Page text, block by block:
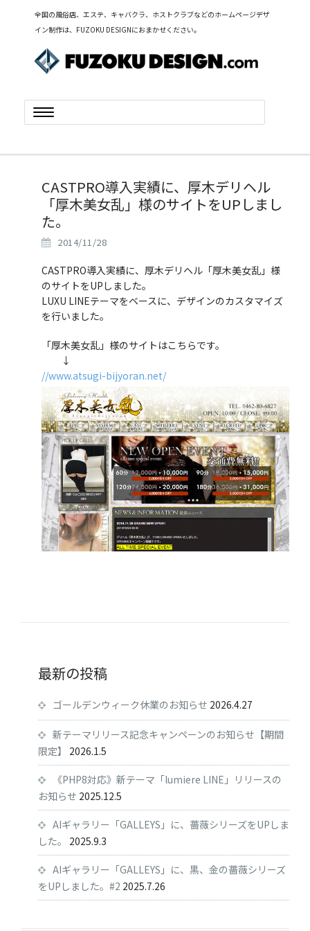
全国の風俗店、エステ、キャバクラ、ホストクラブなどのホームページデザ
イン制作は、FUZOKU DESIGNにおまかせください。
Toggle
navigation
CASTPRO導入実績に、厚木デリヘル
「厚木美女乱」様のサイトをUPしまし
た。
2014/11/28
CASTPRO導入実績に、厚木デリヘル「厚木美女乱」様
のサイトをUPしました。
LUXU LINEテーマをベースに、デザインのカスタマイズ
を行いました。
「厚木美女乱」様のサイトはこちらです。
↓
//www.atsugi-bijyoran.net/
最新の投稿
ゴールデンウィーク休業のお知らせ 2026.4.27
新テーマリリース記念キャンペーンのお知らせ【期間
限定】
2026.1.5
《PHP8対応》新テーマ「lumiere LINE」リリースの
お知らせ 2025.12.5
AIギャラリー「GALLEYS」に、薔薇シリーズをUPしま
した。
2025.9.3
AIギャラリー「GALLEYS」に、黒、金の薔薇シリーズ
をUPしました。#2 2025.7.26